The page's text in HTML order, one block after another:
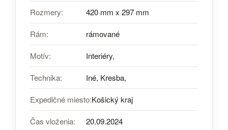
Rozmery: 420 mm x 297 mm
Rám: rámované
Motív: Interiéry,
Technika: Iné, Kresba,
Expedičné miesto:Košický kraj
Čas vloženia: 20.09.2024